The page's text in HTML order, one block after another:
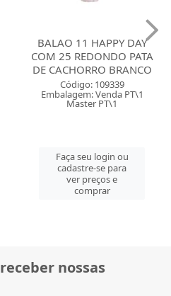
BALAO 11 HAPPY DAY
COM 25 REDONDO PATA
DE CACHORRO BRANCO
Código: 109339
Embalagem: Venda PT\1
Master PT\1
Faça seu login ou
cadastre-se para
ver preços e
comprar
nossas